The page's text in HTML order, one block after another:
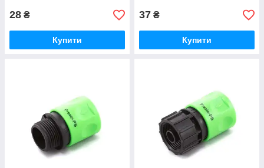
28 ₴
Купити
37 ₴
Купити